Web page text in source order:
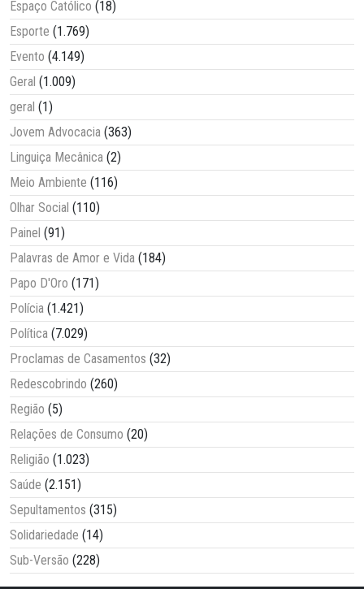
Espaço Católico (18)
Esporte (1.769)
Evento (4.149)
Geral (1.009)
geral (1)
Jovem Advocacia (363)
Linguiça Mecânica (2)
Meio Ambiente (116)
Olhar Social (110)
Painel (91)
Palavras de Amor e Vida (184)
Papo D'Oro (171)
Polícia (1.421)
Política (7.029)
Proclamas de Casamentos (32)
Redescobrindo (260)
Região (5)
Relações de Consumo (20)
Religião (1.023)
Saúde (2.151)
Sepultamentos (315)
Solidariedade (14)
Sub-Versão (228)